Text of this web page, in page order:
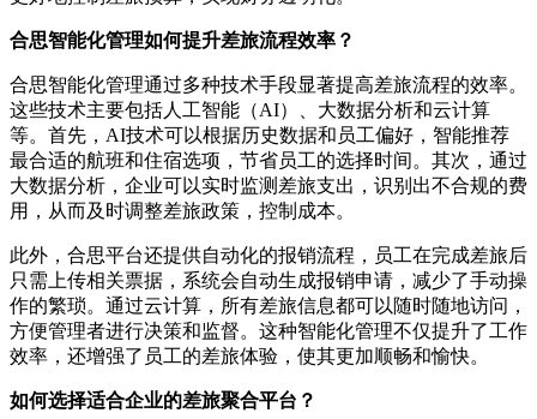
合思智能化管理如何提升差旅流程效率？
合思智能化管理通过多种技术手段显著提高差旅流程的效率。
这些技术主要包括人工智能（AI）、大数据分析和云计算
等。首先，AI技术可以根据历史数据和员工偏好，智能推荐
最合适的航班和住宿选项，节省员工的选择时间。其次，通过
大数据分析，企业可以实时监测差旅支出，识别出不合规的费
用，从而及时调整差旅政策，控制成本。
此外，合思平台还提供自动化的报销流程，员工在完成差旅后
只需上传相关票据，系统会自动生成报销申请，减少了手动操
作的繁琐。通过云计算，所有差旅信息都可以随时随地访问，
方便管理者进行决策和监督。这种智能化管理不仅提升了工作
效率，还增强了员工的差旅体验，使其更加顺畅和愉快。
如何选择适合企业的差旅聚合平台？